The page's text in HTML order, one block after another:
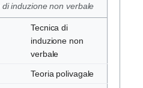
di induzione non verbale
Tecnica di
induzione non
verbale
Teoria polivagale